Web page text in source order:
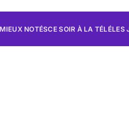
NOTÉSCE SOIR À LA TÉLÉLES